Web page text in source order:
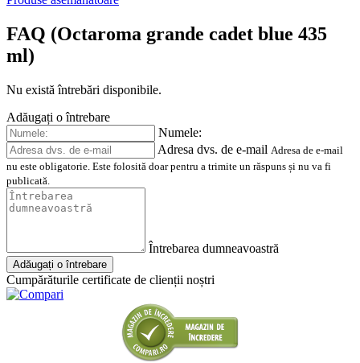
FAQ (Octaroma grande cadet blue 435
ml)
Nu există întrebări disponibile.
Adăugați o întrebare
Numele:
Adresa dvs. de e-mail Adresa de e-mail
nu este obligatorie. Este folosită doar pentru a trimite un răspuns și nu va fi
publicată.
Întrebarea dumneavoastră
Adăugați o întrebare
Cumpărăturile certificate de clienții noștri